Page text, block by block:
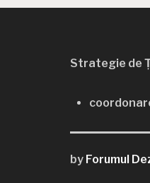
Strategie de
by Forumul